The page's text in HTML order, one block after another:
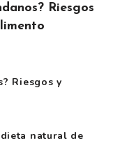
Riesgos
Riesgos y
natural de